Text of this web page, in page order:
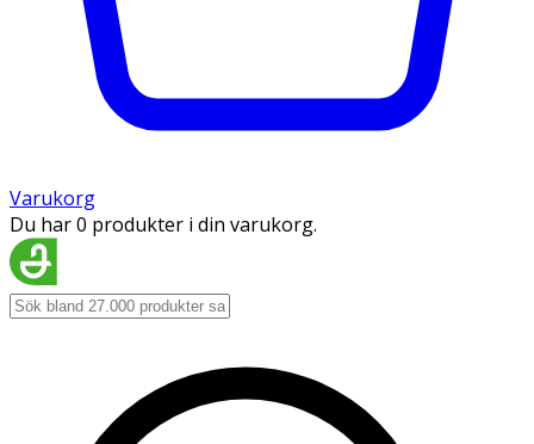
Varukorg
Du har 0 produkter i din varukorg.